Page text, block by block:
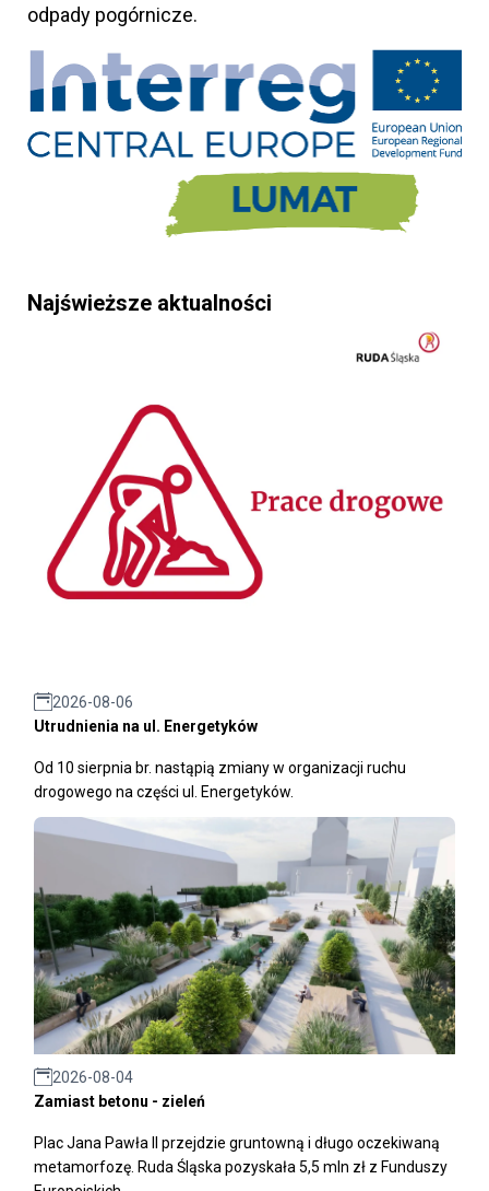
odpady pogórnicze.
Najświeższe aktualności
2026-08-06
Utrudnienia na ul. Energetyków
Od 10 sierpnia br. nastąpią zmiany w organizacji ruchu
drogowego na części ul. Energetyków.
2026-08-04
Zamiast betonu - zieleń
Plac Jana Pawła II przejdzie gruntowną i długo oczekiwaną
metamorfozę. Ruda Śląska pozyskała 5,5 mln zł z Funduszy